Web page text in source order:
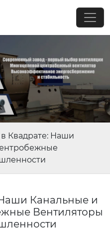
Квадрате: Наши
Канальные и
Вентиляторы